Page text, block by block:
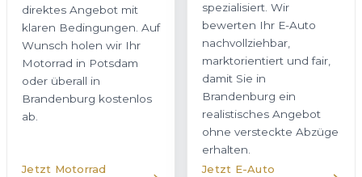
direktes Angebot mit
klaren Bedingungen. Auf
Wunsch holen wir Ihr
Motorrad in Potsdam
oder überall in
Brandenburg kostenlos
ab.
Jetzt Motorrad
spezialisiert. Wir
bewerten Ihr E-Auto
nachvollziehbar,
marktorientiert und fair,
damit Sie in
Brandenburg ein
realistisches Angebot
ohne versteckte Abzüge
erhalten.
Jetzt E-Auto